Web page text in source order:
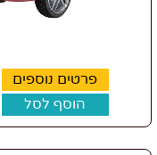
פרטים נוספים
הוסף לסל